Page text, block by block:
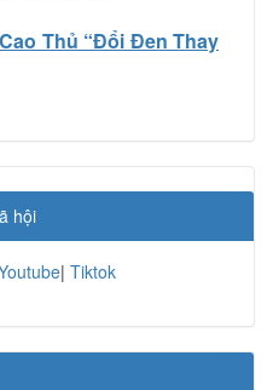
Cao Thủ “Đổi Đen Thay
hội
| Tiktok